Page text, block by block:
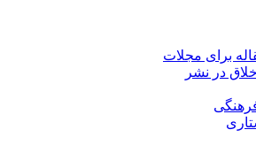
برای مجلات
در نشر